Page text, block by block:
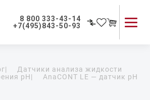
8 800 333-43-14
+7(495)843-50-93
Применение приборов
|
Датчики анализа жидкости
pH| AnaCONT LE — датчик pH